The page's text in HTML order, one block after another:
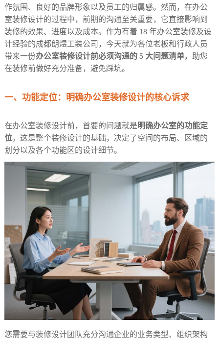
作氛围、良好的品牌形象以及员工的归属感。然而，在办公
室装修设计的过程中，前期的沟通至关重要，它直接影响到
装修的效果、进度以及成本。作为有着 18 年办公室装修及设
计经验的成都朗煜工装公司，今天就为各位老板和行政人员
带来一份办公室装修设计前必须沟通的 5 大问题清单，助您
在装修前做好充分准备，避免踩坑。​
一、功能定位：明确办公室装修设计的核心诉求​
在办公室装修设计前，首要的问题就是明确办公室的功能定
位。这是整个装修设计的基础，决定了空间的布局、区域的
划分以及各个功能区的设计细节。​
您需要与装修设计团队充分沟通企业的业务类型、组织架构